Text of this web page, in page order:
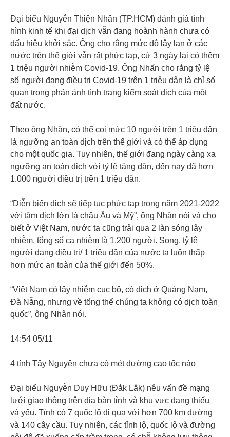
Đại biểu Nguyễn Thiện Nhân (TP.HCM) đánh giá tình
hình kinh tế khi đại dịch vẫn đang hoành hành chưa có
dấu hiệu khởi sắc. Ông cho rằng mức độ lây lan ở các
nước trên thế giới vẫn rất phức tạp, cứ 3 ngày lại có thêm
1 triệu người nhiễm Covid-19. Ông Nhấn cho rằng tỷ lệ
số người đang điều trị Covid-19 trên 1 triệu dân là chỉ số
quan trọng phản ánh tình trạng kiểm soát dịch của một
đất nước.
Theo ông Nhân, có thể coi mức 10 người trên 1 triệu dân
là ngưỡng an toàn dịch trên thế giới và có thể áp dụng
cho một quốc gia. Tuy nhiên, thế giới đang ngày càng xa
ngưỡng an toàn dịch với tỷ lệ tăng dân, đến nay đã hơn
1.000 người điều trị trên 1 triệu dân.
“Diễn biến dịch sẽ tiếp tục phức tạp trong năm 2021-2022
với tâm dịch lớn là châu Âu và Mỹ”, ông Nhân nói và cho
biết ở Việt Nam, nước ta cũng trải qua 2 làn sóng lây
nhiễm, tổng số ca nhiễm là 1.200 người. Song, tỷ lệ
người đang điều trị/ 1 triệu dân của nước ta luôn thấp
hơn mức an toàn của thế giới đến 50%.
“Việt Nam có lây nhiễm cục bộ, có dịch ở Quảng Nam,
Đà Nẵng, nhưng về tổng thể chúng ta không có dịch toàn
quốc”, ông Nhân nói.
14:54 05/11
4 tỉnh Tây Nguyên chưa có mét đường cao tốc nào
Đại biểu Nguyễn Duy Hữu (Đắk Lắk) nêu vấn đề mạng
lưới giao thông trên địa bàn tỉnh và khu vực đang thiếu
và yếu. Tỉnh có 7 quốc lộ đi qua với hơn 700 km đường
và 140 cây cầu. Tuy nhiên, các tỉnh lộ, quốc lộ và đường